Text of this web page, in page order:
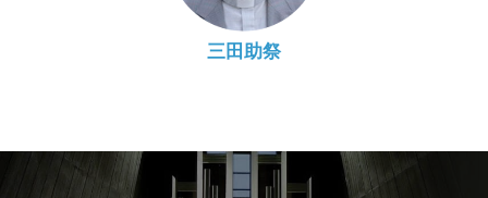
三田助祭